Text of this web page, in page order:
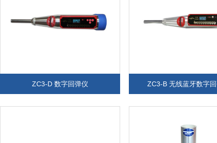
ZC3-D 数字回弹仪 ZC3-B 无线蓝牙数字